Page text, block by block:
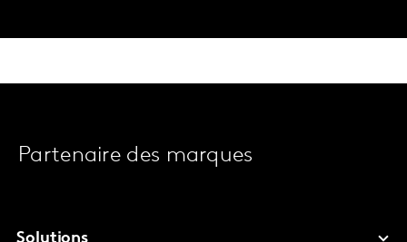
Partenaire des marques